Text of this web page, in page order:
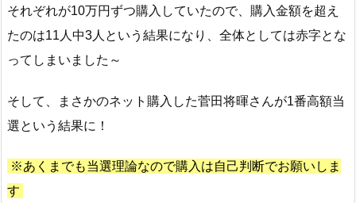
それぞれが10万円ずつ購入していたので、購入金額を超え
たのは11人中3人という結果になり、全体としては赤字とな
ってしまいました～
そして、まさかのネット購入した菅田将暉さんが1番高額当
選という結果に！
※あくまでも当選理論なので購入は自己判断でお願いしま
す